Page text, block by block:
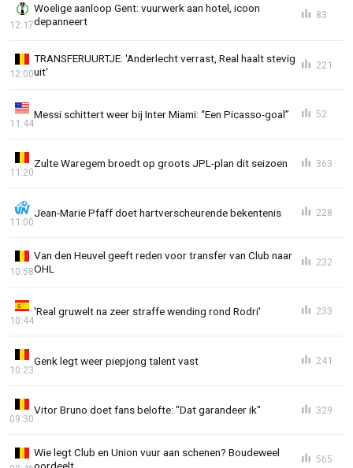
Woelige aanloop Gent: vuurwerk aan hotel, icoon
depanneert
12:17
83
TRANSFERUURTJE: 'Anderlecht verrast, Real haalt stevig
uit'
12:00
221
Messi schittert weer bij Inter Miami: “Een Picasso-goal”
11:44
52
Zulte Waregem broedt op groots JPL-plan dit seizoen
11:20
363
Jean-Marie Pfaff doet hartverscheurende bekentenis
11:00
228
Van den Heuvel geeft reden voor transfer van Club naar
OHL
10:58
232
'Real gruwelt na zeer straffe wending rond Rodri'
10:44
233
Genk legt weer piepjong talent vast
10:23
241
Vitor Bruno doet fans belofte: "Dat garandeer ik"
09:30
329
Wie legt Club en Union vuur aan schenen? Boudeweel
565